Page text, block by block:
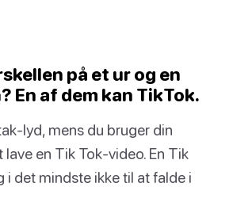
på et ur og en
En af dem kan TikTok.
lyd, mens du bruger din
en Tik Tok-video. En Tik
i det mindste ikke til at falde i